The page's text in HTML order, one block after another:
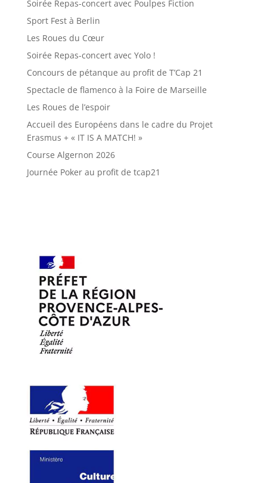
Soirée Repas-concert avec Poulpes Fiction
Sport Fest à Berlin
Les Roues du Cœur
Soirée Repas-concert avec Yolo !
Concours de pétanque au profit de T’Cap 21
Spectacle de flamenco à la Foire de Marseille
Les Roues de l’espoir
Accueil des Européens dans le cadre du Projet
Erasmus + « IT IS A MATCH! »
Course Algernon 2026
Journée Poker au profit de tcap21